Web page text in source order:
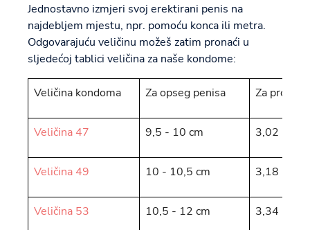
Jednostavno izmjeri svoj erektirani penis na
najdebljem mjestu, npr. pomoću konca ili metra.
Odgovarajuću veličinu možeš zatim pronaći u
sljedećoj tablici veličina za naše kondome:
Veličina kondoma Za opseg penisa Za
Veličina 47 9,5 - 10 cm 3,02 -
Veličina 49 10 - 10,5 cm 3,18 -
Veličina 53 10,5 - 12 cm 3,34 -